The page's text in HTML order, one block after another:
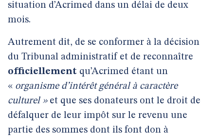
situation d’Acrimed dans un délai de deux
mois.
Autrement dit, de se conformer à la décision
du Tribunal administratif et de reconnaître
officiellement qu’Acrimed étant un
« organisme d’intérêt général à caractère
culturel » et que ses donateurs ont le droit de
défalquer de leur impôt sur le revenu une
partie des sommes dont ils font don à